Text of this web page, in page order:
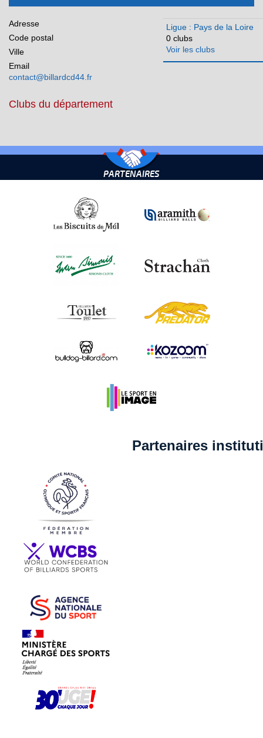
Adresse
Code postal
Ville
Email
contact@billardcd44.fr
Ligue : Pays de la Loire
0 clubs
Voir les clubs
Clubs du département
PARTENAIRES
Partenaires